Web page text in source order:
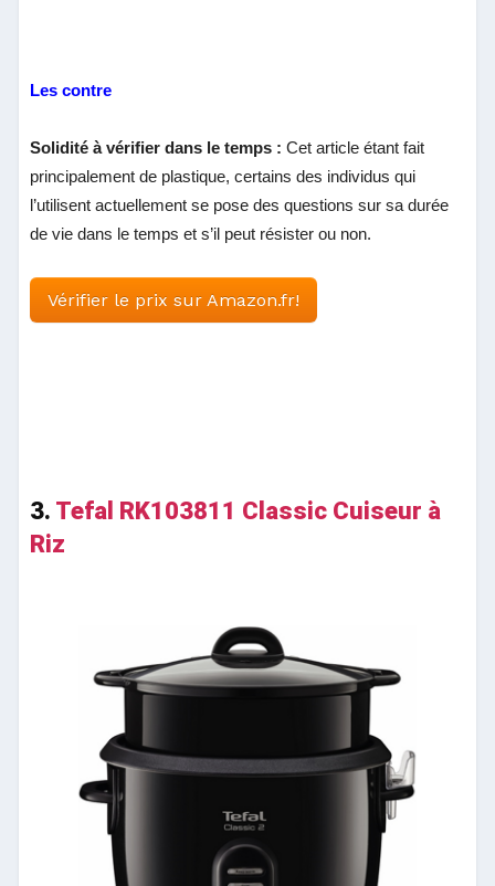
Les contre
Solidité à vérifier dans le temps : Cet article étant fait
principalement de plastique, certains des individus qui
l’utilisent actuellement se pose des questions sur sa durée
de vie dans le temps et s’il peut résister ou non.
Vérifier le prix sur Amazon.fr!
3. Tefal RK103811 Classic Cuiseur à
Riz